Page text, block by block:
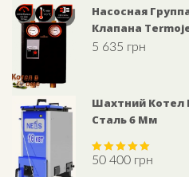
Насосная
Клапана
5 635 грн
Шахтний Котел
Сталь 6 Мм
Rated5.00
50 400 грн